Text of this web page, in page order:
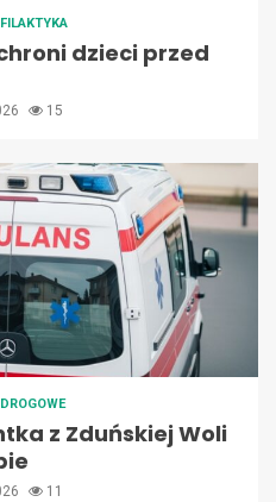
dzieci przed
15
z Zduńskiej Woli
11